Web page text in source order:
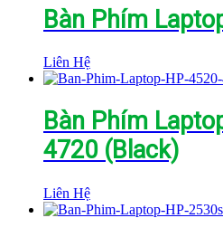
Bàn Phím
Liên Hệ
Bàn Phím
4720 (Black)
Liên Hệ